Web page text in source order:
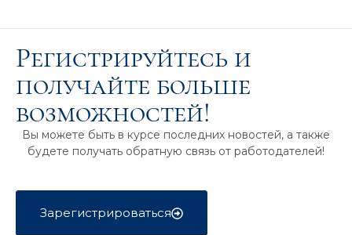
Регистрируйтесь и
получайте больше
возможностей!
Вы можете быть в курсе последних новостей, а также
будете получать обратную связь от работодателей!
Зарегистрироваться